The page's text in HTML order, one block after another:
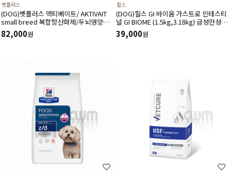
벳플러스
(DOG)벳플러스 액티베이트/ AKTIVAIT
small breed 복합항산화제/두뇌영양공
급,인지력상승(60캡슐)소형견용
82,000원
힐스
(DOG)힐스 GI 바이옴­ 가스트로 인테스티
널 GI BIOME (1.5kg,3.18kg) 급성만성위
장관질환-처방식,처방사료
39,000원